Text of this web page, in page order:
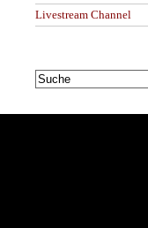
Livestream Channel